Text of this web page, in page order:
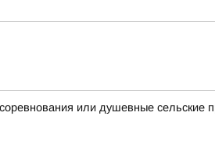
или душевные сельские